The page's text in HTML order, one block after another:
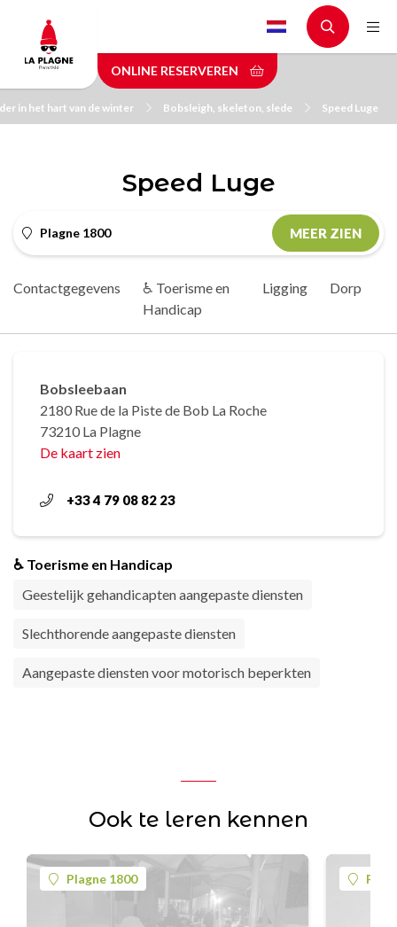
main
content
ONLINE RESERVEREN
in het hart van de winter Bobsleigh, skeleton, slede Speed Luge
Speed Luge
Plagne 1800 MEER ZIEN
Contactgegevens
♿ Toerisme en
Handicap
Ligging Dorp
Bobsleebaan
2180 Rue de la Piste de Bob La Roche
73210 La Plagne
De kaart zien
+33 4 79 08 82 23
♿ Toerisme en Handicap
Geestelijk gehandicapten aangepaste diensten
Slechthorende aangepaste diensten
Aangepaste diensten voor motorisch beperkten
Ook te leren kennen
Plagne 1800